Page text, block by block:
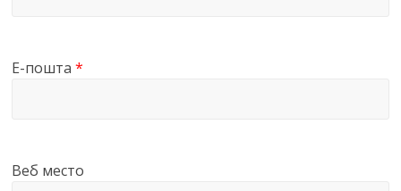
Е-пошта*
Веб место